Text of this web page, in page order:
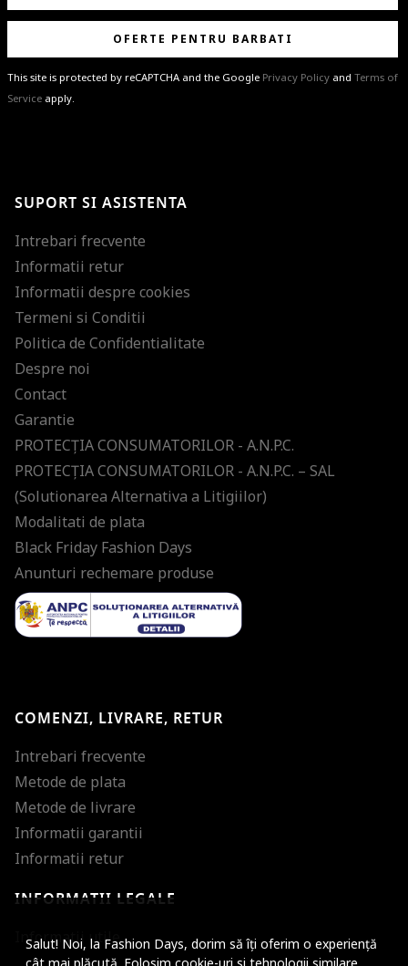
Salut! Noi, la Fashion Days, dorim să îți oferim o experiență
OFERTE PENTRU BARBATI
This site is protected by reCAPTCHA and the Google Privacy Policy and Terms of
Service apply.
ultimele tendinte in moda!
SUPORT SI ASISTENTA
Intrebari frecvente
Informatii retur
Informatii despre cookies
Termeni si Conditii
Politica de Confidentialitate
Despre noi
Contact
Garantie
PROTECŢIA CONSUMATORILOR - A.N.P.C.
PROTECŢIA CONSUMATORILOR - A.N.P.C. – SAL
(Solutionarea Alternativa a Litigiilor)
Modalitati de plata
Black Friday Fashion Days
Anunturi rechemare produse
COMENZI, LIVRARE, RETUR
Intrebari frecvente
Metode de plata
Metode de livrare
Informatii garantii
Informatii retur
INFORMATII LEGALE
Informatii utile
Micsoreaza